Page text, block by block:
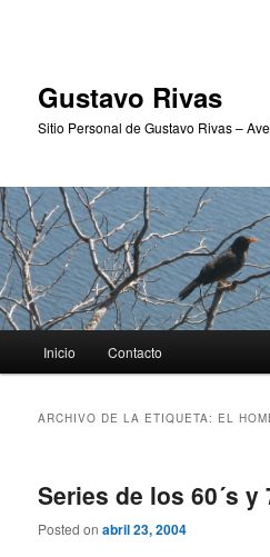
Gustavo Rivas
Sitio Personal de Gustavo Rivas –
principal
Inicio Contacto
ARCHIVO DE LA ETIQUETA: EL
Series de los 60´s y
Posted onabril 23, 2004